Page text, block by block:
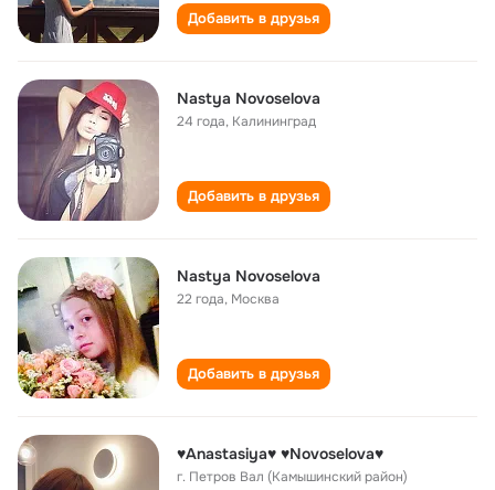
Добавить в друзья
Nastya Novoselova
24 года, Калининград
Добавить в друзья
Nastya Novoselova
22 года, Москва
Добавить в друзья
♥Anastasiya♥ ♥Novoselova♥
г. Петров Вал (Камышинский район)